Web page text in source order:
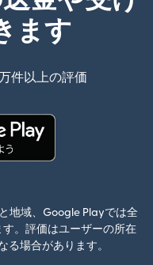
ます
件以上の評価
（別ウィン
地域、Google Playでは全
。評価はユーザーの所在
る場合があります。